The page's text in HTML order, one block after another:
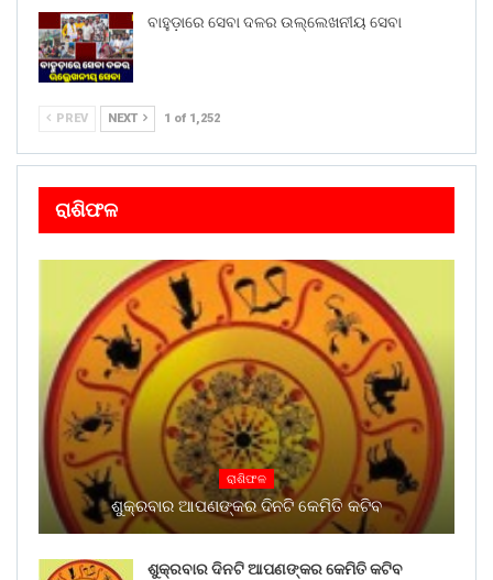
ବାହୁଡ଼ାରେ ସେବା ଦଳର ଉଲ୍ଲେଖନୀୟ ସେବା
PREV NEXT 1 of 1,252
ରାଶିଫଳ
ରାଶିଫଳ
ଶୁକ୍ରବାର ଆପଣଙ୍କର ଦିନଟି କେମିତି କଟିବ
ଶୁକ୍ରବାର ଦିନଟି ଆପଣଙ୍କର କେମିତି କଟିବ